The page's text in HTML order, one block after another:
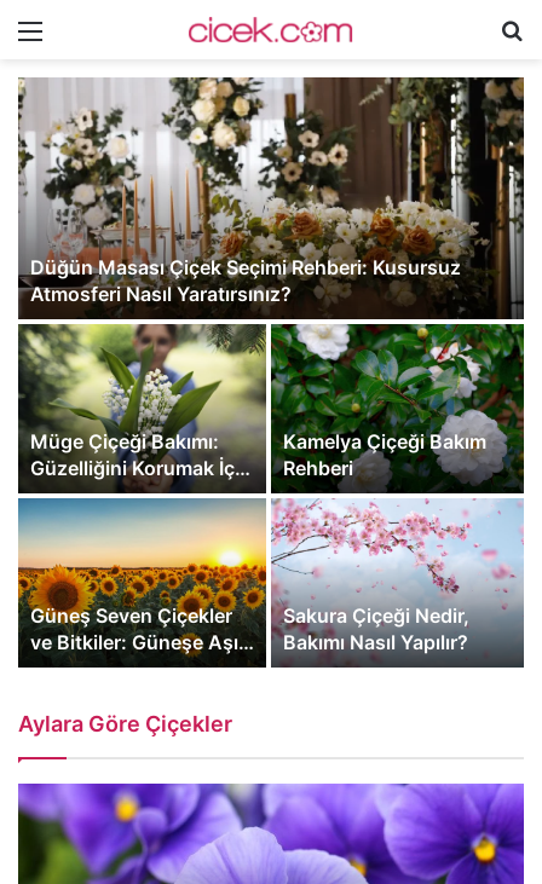
Menü
...
Düğün Masası Çiçek Seçimi Rehberi: Kusursuz
Atmosferi Nasıl Yaratırsınız?
Müge Çiçeği Bakımı:
Güzelliğini Korumak İçin
İpuçları
Kamelya Çiçeği Bakım
Rehberi
Güneş Seven Çiçekler
ve Bitkiler: Güneşe Aşık
Bitkiler
Sakura Çiçeği Nedir,
Bakımı Nasıl Yapılır?
Aylara Göre Çiçekler